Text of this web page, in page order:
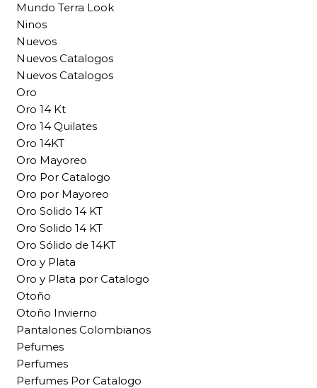
Mundo Terra Look
Ninos
Nuevos
Nuevos Catalogos
Nuevos Catalogos
Oro
Oro 14 Kt
Oro 14 Quilates
Oro 14KT
Oro Mayoreo
Oro Por Catalogo
Oro por Mayoreo
Oro Solido 14 KT
Oro Solido 14 KT
Oro Sólido de 14KT
Oro y Plata
Oro y Plata por Catalogo
Otoño
Otoño Invierno
Pantalones Colombianos
Pefumes
Perfumes
Perfumes Por Catalogo